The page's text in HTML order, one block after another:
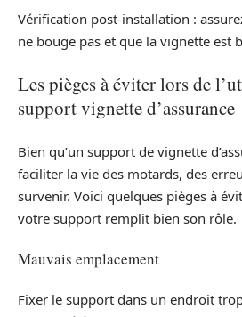
Vérification post-installation :
ne bouge pas et que la vignette est
Les pièges à éviter lors de
support vignette d’assurance
Bien qu’un support de vignette
faciliter la vie des motards, des
survenir. Voici quelques pièges à
votre support remplit bien son rôle.
Mauvais emplacement
Fixer le support dans un endroit